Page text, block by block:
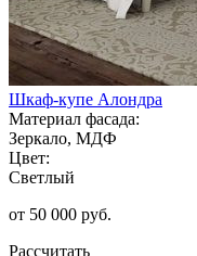
Шкаф-купе Алондра
Материал фасада:
Зеркало, МДФ
Цвет:
Светлый
от 50 000 руб.
Рассчитать